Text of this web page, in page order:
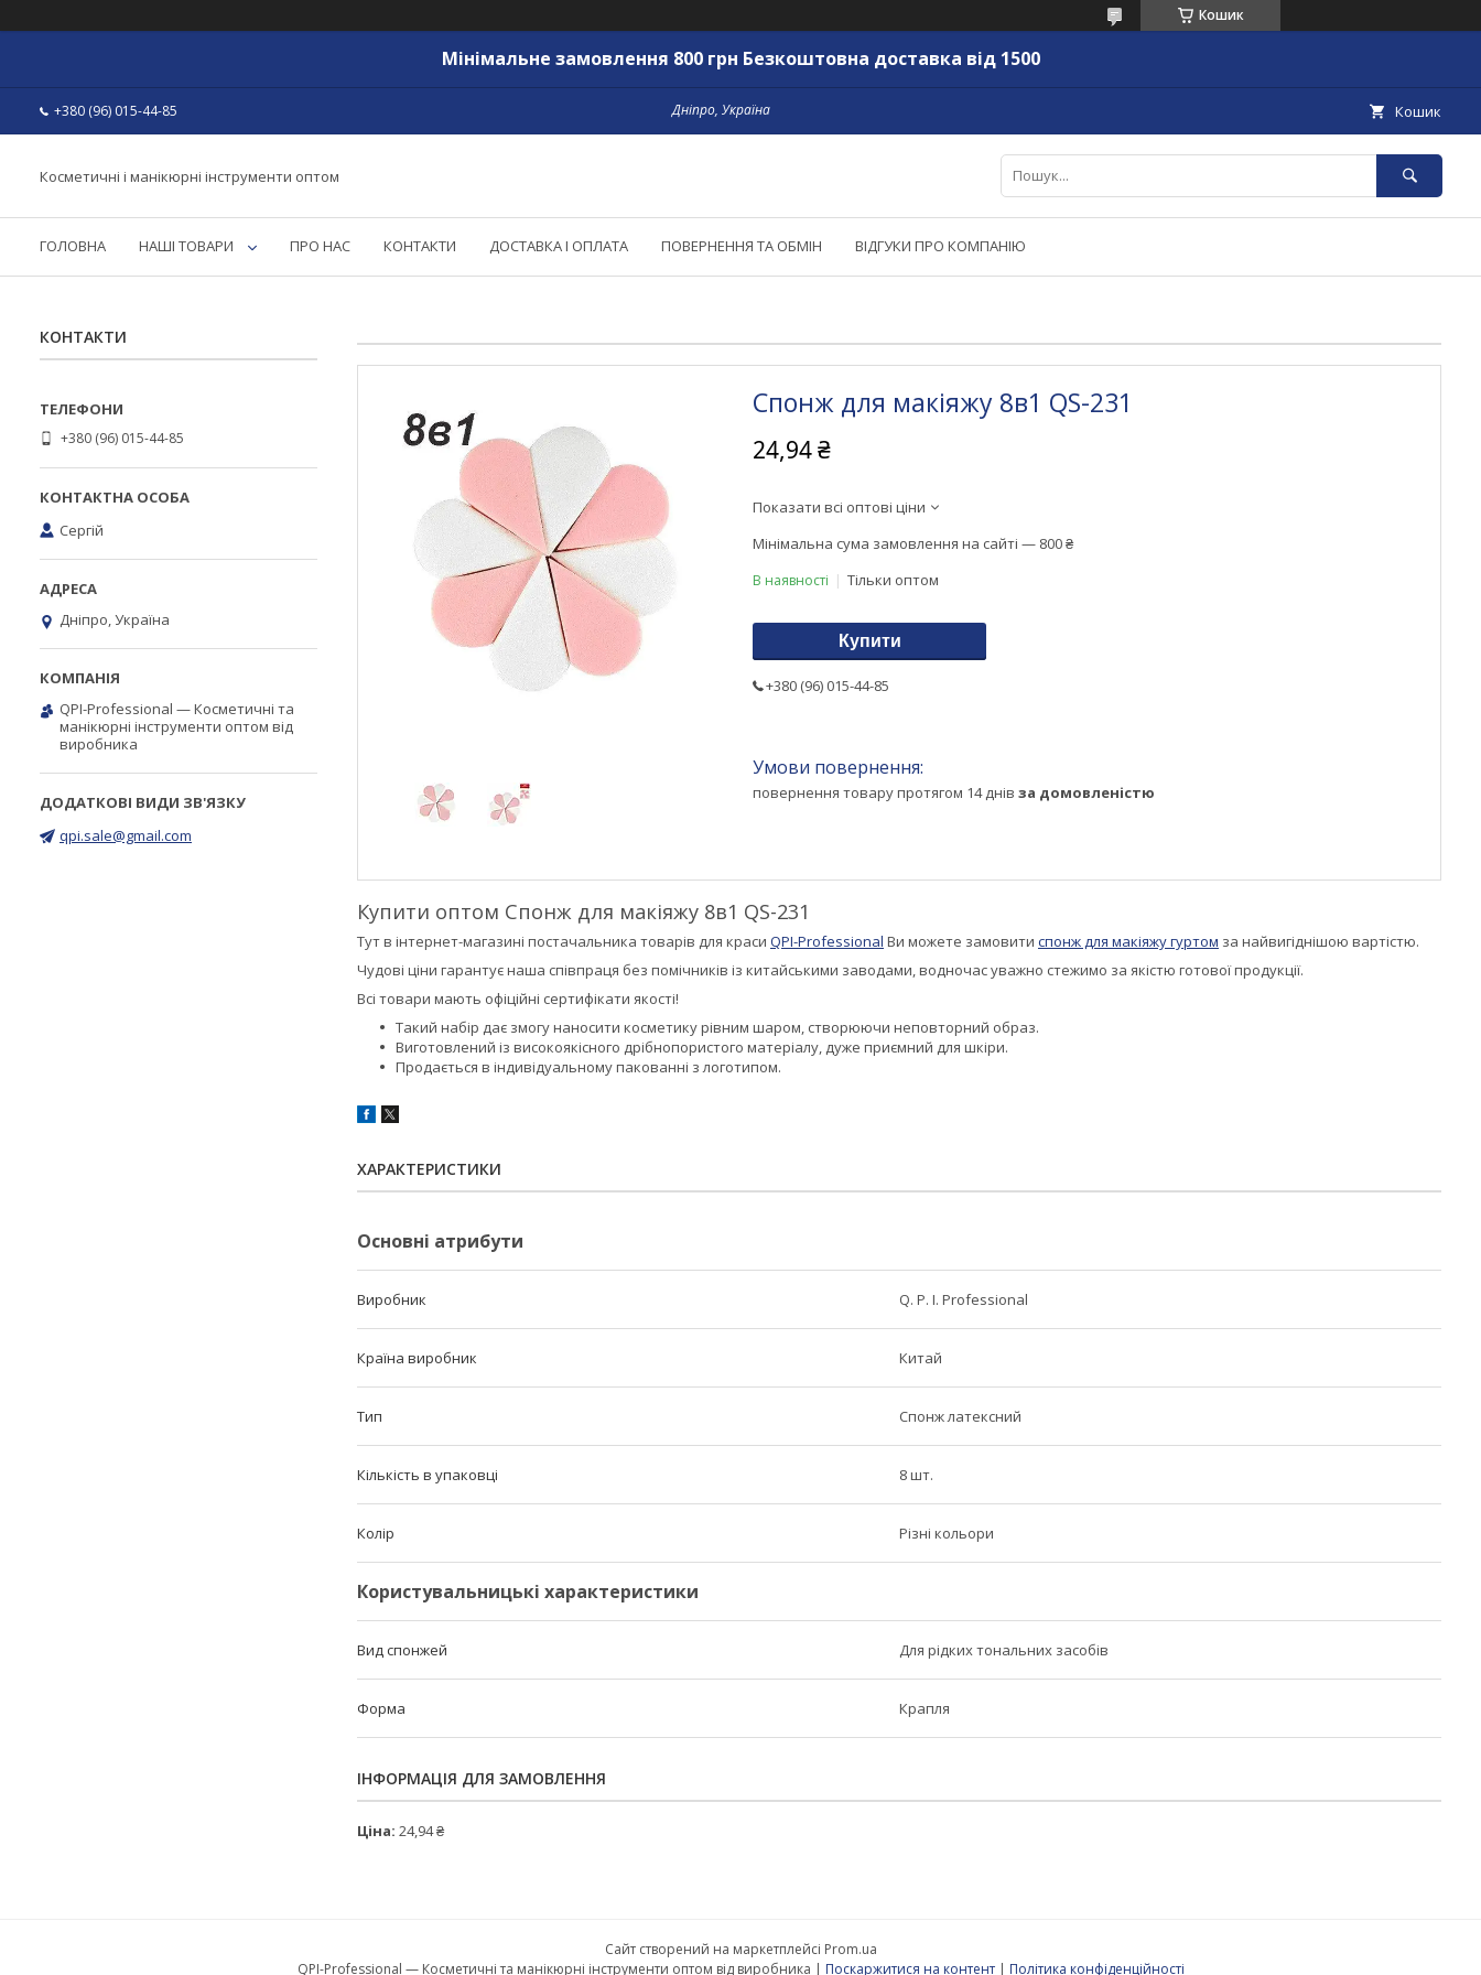
Кошик
Мінімальне замовлення 800 грн Безкоштовна доставка від 1500
+380 (96) 015-44-85 Дніпро, Україна Кошик
Косметичні і манікюрні інструменти оптом
ГОЛОВНА НАШІ ТОВАРИ ПРО НАС КОНТАКТИ ДОСТАВКА І ОПЛАТА ПОВЕРНЕННЯ ТА ОБМІН ВІДГУКИ ПРО КОМПАНІЮ
Спонж для макіяжу 8в1 QS-231
24,94 ₴
Показати всі оптові ціни
Мінімальна сума замовлення на сайті — 800 ₴
В наявності Тільки оптом
Купити
+380 (96) 015-44-85
повернення товару протягом 14 днів за домовленістю
Купити оптом Спонж для макіяжу 8в1 QS-231
Тут в інтернет-магазині постачальника товарів для краси QPI-Professional Ви можете замовити спонж для макіяжу гуртом за найвигіднішою вартістю.
Чудові ціни гарантує наша співпраця без помічників із китайськими заводами, водночас уважно стежимо за якістю готової продукції.
Всі товари мають офіційні сертифікати якості!
Такий набір дає змогу наносити косметику рівним шаром, створюючи неповторний образ.
Виготовлений із високоякісного дрібнопористого матеріалу, дуже приємний для шкіри.
Продається в індивідуальному пакованні з логотипом.
ХАРАКТЕРИСТИКИ
Основні атрибути
Виробник Q. P. I. Professional
Країна виробник Китай
Тип Спонж латексний
Кількість в упаковці 8 шт.
Колір Різні кольори
Користувальницькі характеристики
Вид спонжей Для рідких тональних засобів
Форма Крапля
ІНФОРМАЦІЯ ДЛЯ ЗАМОВЛЕННЯ
Ціна: 24,94 ₴
КОНТАКТИ
+380 (96) 015-44-85
Сергій
Дніпро, Україна
QPI-Professional — Косметичні та
манікюрні інструменти оптом від
виробника
qpi.sale@gmail.com
Сайт створений на маркетплейсі Prom.ua
QPI-Professional — Косметичні та манікюрні інструменти оптом від виробника | Поскаржитися на контент | Політика конфіденційності